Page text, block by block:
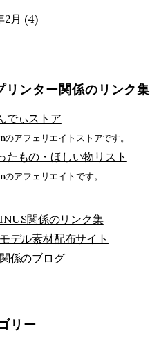
2月 (4)
リンター関係のリンク集
でぃストア
のアフェリエイトストアです。
もの・ほしい物リスト
のアフェリエイトです。
関係のリンク集
デル素材配布サイト
係のブログ
リー